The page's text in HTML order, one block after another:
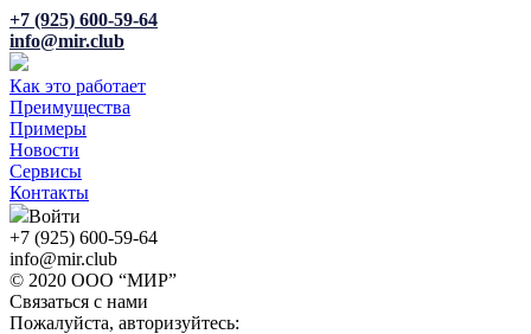
+7 (925) 600-59-64
info@mir.club
Как это работает
Преимущества
Примеры
Новости
Сервисы
Контакты
Войти
+7 (925) 600-59-64
info@mir.club
© 2020 ООО “МИР”
Связаться с нами
Пожалуйста, авторизуйтесь: